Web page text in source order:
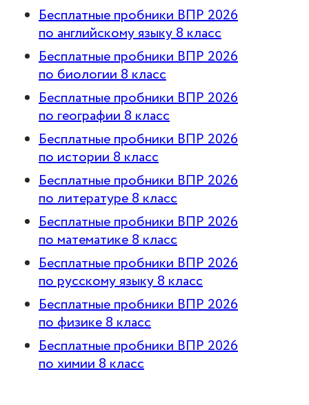
Бесплатные пробники ВПР 2026
по английскому языку 8 класс
Бесплатные пробники ВПР 2026
по биологии 8 класс
Бесплатные пробники ВПР 2026
по географии 8 класс
Бесплатные пробники ВПР 2026
по истории 8 класс
Бесплатные пробники ВПР 2026
по литературе 8 класс
Бесплатные пробники ВПР 2026
по математике 8 класс
Бесплатные пробники ВПР 2026
по русскому языку 8 класс
Бесплатные пробники ВПР 2026
по физике 8 класс
Бесплатные пробники ВПР 2026
по химии 8 класс